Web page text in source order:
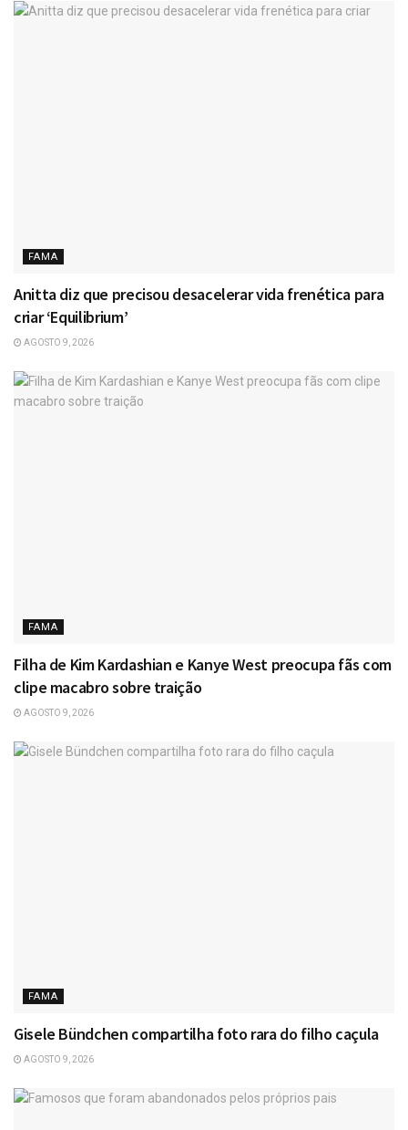
FAMA
Anitta diz que precisou desacelerar vida frenética para
criar ‘Equilibrium’
AGOSTO 9, 2026
FAMA
Filha de Kim Kardashian e Kanye West preocupa fãs com
clipe macabro sobre traição
AGOSTO 9, 2026
FAMA
Gisele Bündchen compartilha foto rara do filho caçula
AGOSTO 9, 2026